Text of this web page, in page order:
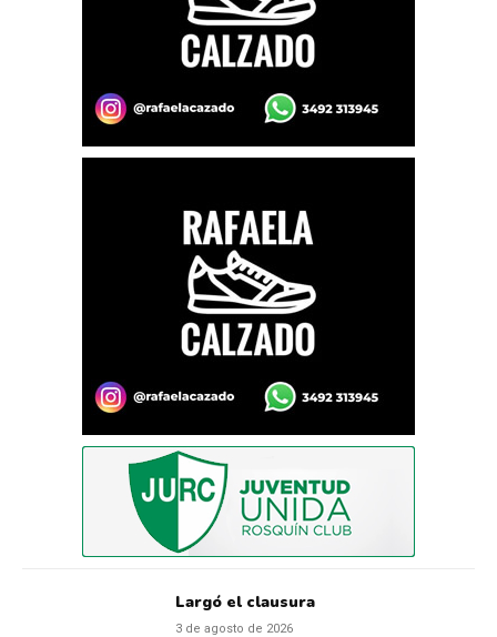
Largó el clausura
3 de agosto de 2026